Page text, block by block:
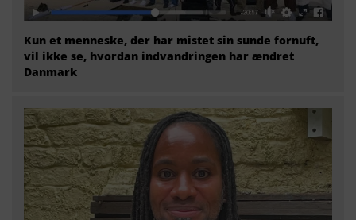
Kun et menneske, der har mistet sin sunde fornuft,
vil ikke se, hvordan indvandringen har ændret
Danmark